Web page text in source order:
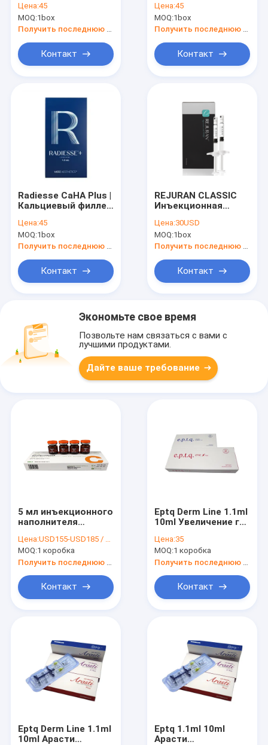
Продажа
Цена:45
MOQ:1box
Контакт
Цена:45
MOQ:1box
Контакт
Radiesse CaHA Plus |
Кальциевый филлер
пластика лица
Цена:45
MOQ:1box
Получить последнюю цену
Контакт
REJURAN CLASSIC
Инъекционная
кислота для
укрепления кожи
Цена:30USD
MOQ:1box
Получить последнюю цену
Контакт
Экономьте свое время
Позвольте нам связаться с вами с
лучшими продуктами.
Дайте ваше требование
5 мл инъекционного
наполнителя
кислоты для
реструктуризатора
кожи А
Цена:USD155-USD185 / box
MOQ:1 коробка
Контакт
Eptq Derm Line 1.1ml
10ml Увеличение губ
гиалуроновая
кислота
Дермальное
наполнитель
Цена:35
MOQ:1 коробка
Контакт
Eptq Derm Line 1.1ml
10ml Арасти
Eptq 1.1ml 10ml
Арасти